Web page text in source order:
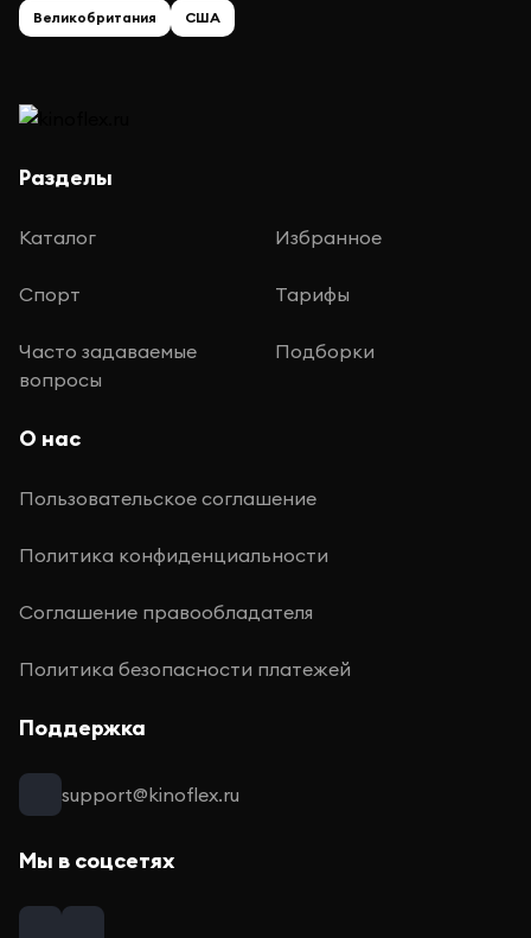
Великобритания США
Разделы
Каталог Избранное
Спорт Тарифы
Часто задаваемые
вопросы
Подборки
О нас
Пользовательское соглашение
Политика конфиденциальности
Соглашение правообладателя
Политика безопасности платежей
Поддержка
support@kinoflex.ru
Мы в соцсетях